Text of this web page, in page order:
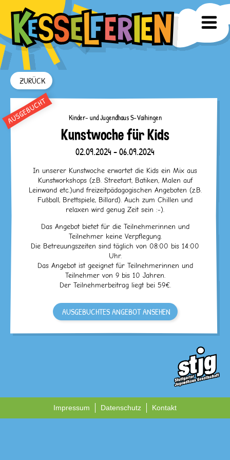
ZURÜCK
Kinder- und Jugendhaus S-Vaihingen
Kunstwoche für Kids
02.09.2024 - 06.09.2024
In unserer Kunstwoche erwartet die Kids ein Mix aus
Kunstworkshops (z.B. Streetart, Batiken, Malen auf
Leinwand etc.)und freizeitpädagogischen Angeboten (z.B.
Fußball, Brettspiele, Billard). Auch zum Chillen und
relaxen wird genug Zeit sein :-).
Das Angebot bietet für die Teilnehmerinnen und
Teilnehmer keine Verpflegung.
Die Betreuungszeiten sind täglich von 08:00 bis 14:00
Uhr.
Das Angebot ist geeignet für Teilnehmerinnen und
Teilnehmer von 9 bis 10 Jahren.
Der Teilnehmerbeitrag liegt bei 59€.
AUSGEBUCHTES ANGEBOT ANSEHEN
Impressum Datenschutz Kontakt